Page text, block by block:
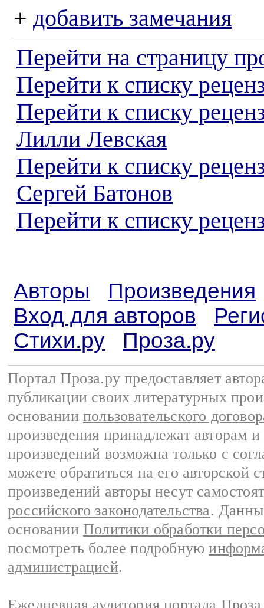
+ добавить замечания
Перейти на страницу
Перейти к списку
Перейти к списку
Лилли Левская
Перейти к списку
Сергей Батонов
Перейти к списку
Авторы
Произведения
Вход для авторов
Стихи.ру
Проза.ру
Портал Проза.ру предоставляет
публикации своих литературных
основании пользовательского
произведения принадлежат авторам
произведений возможна только с
можете обратиться на его авторской
произведений авторы несут
российского законодательства.
основании Политики обработки
посмотреть более подробную
администрацией.
Ежедневная аудитория портала